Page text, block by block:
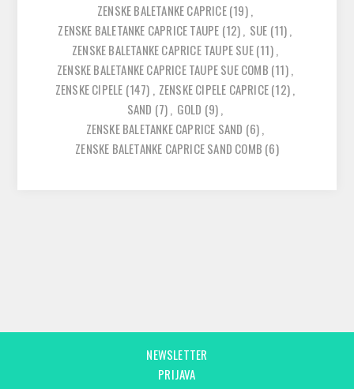
ZENSKE BALETANKE CAPRICE(19),
ZENSKE BALETANKE CAPRICE TAUPE (12), SUE (11),
ZENSKE BALETANKE CAPRICE TAUPE SUE(11),
ZENSKE BALETANKE CAPRICE TAUPE SUE COMB (11),
ZENSKE CIPELE (147) , ZENSKE CIPELE CAPRICE(12),
SAND (7), GOLD (9),
ZENSKE BALETANKE CAPRICE SAND (6),
ZENSKE BALETANKE CAPRICE SAND COMB (6)
NEWSLETTER
PRIJAVA